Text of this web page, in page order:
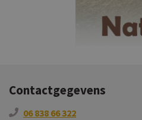
Contactgegevens
06 838 66 322